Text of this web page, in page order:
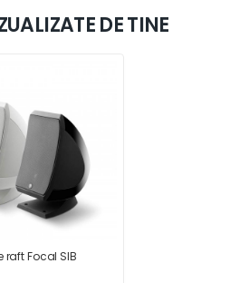
DE TINE
raft Focal SIB